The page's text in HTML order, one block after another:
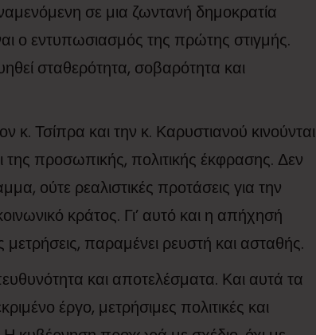
σε μια ζωντανή δημοκρατία
ο εντυπωσιασμός της πρώτης στιγμής.
σταθερότητα, σοβαρότητα και
Τσίπρα και την κ. Καρυστιανού κινούνται
της προσωπικής, πολιτικής έκφρασης. Δεν
ούτε ρεαλιστικές προτάσεις για την
κράτος. Γι’ αυτό και η απήχησή
παραμένει ρευστή και ασταθής.
και αποτελέσματα. Και αυτά τα
έργο, μετρήσιμες πολιτικές και